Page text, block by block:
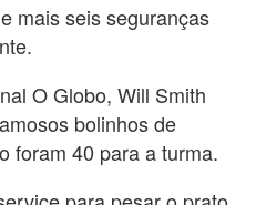
mais seis seguranças
O Globo, Will Smith
bolinhos de
foram 40 para a turma.